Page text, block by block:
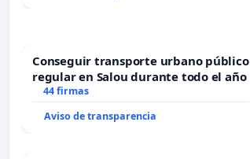
Conseguir transporte urbano público
regular en Salou durante todo el año
44 firmas
Aviso de transparencia